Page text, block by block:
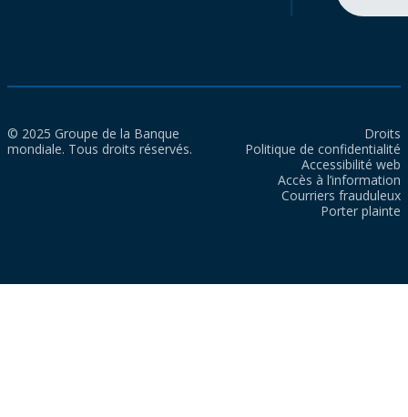
© 2025 Groupe de la Banque
mondiale. Tous droits réservés.
Droits
Politique de confidentialité
Accessibilité web
Accès à l’information
Courriers frauduleux
Porter plainte